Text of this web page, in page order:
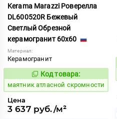
Kerama Marazzi Роверелла
DL600520R Бежевый
Светлый Обрезной
керамогранит 60x60
Материал:
Керамогранит
936843
Код товара:
маятник атласной скромности
Цена
3 637 руб./м²